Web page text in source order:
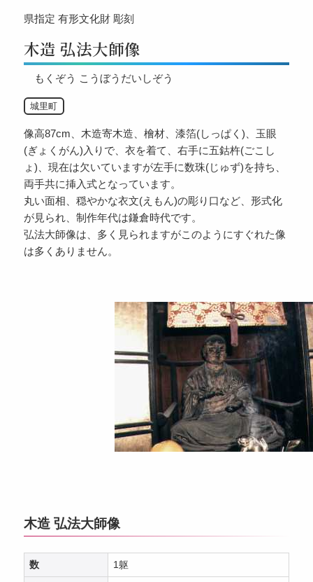
県指定 有形文化財 彫刻
木造 弘法大師像
もくぞう こうぼうだいしぞう
城里町
像高87cm、木造寄木造、檜材、漆箔(しっぱく)、玉眼
(ぎょくがん)入りで、衣を着て、右手に五鈷杵(ごこし
ょ)、現在は欠いていますが左手に数珠(じゅず)を持ち、
両手共に挿入式となっています。
丸い面相、穏やかな衣文(えもん)の彫り口など、形式化
が見られ、制作年代は鎌倉時代です。
弘法大師像は、多く見られますがこのようにすぐれた像
は多くありません。
木造 弘法大師像
数 1躯